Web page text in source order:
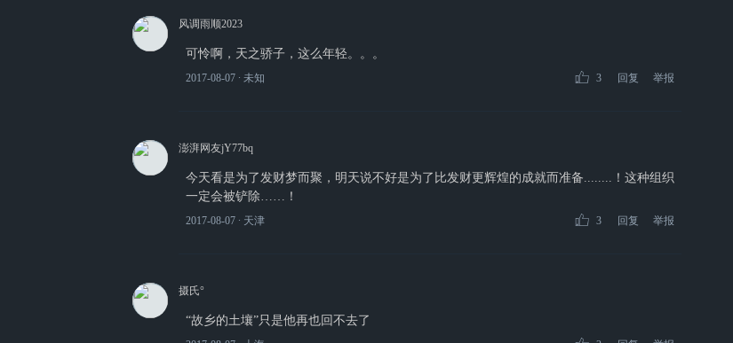
风调雨顺2023
可怜啊，天之骄子，这么年轻。。。
2017-08-07 ∙ 未知 3 回复 举报
澎湃网友jY77bq
今天看是为了发财梦而聚，明天说不好是为了比发财更辉煌的成就而准备........！这种组织
一定会被铲除……！
2017-08-07 ∙ 天津 3 回复 举报
摄氏°
“故乡的土壤”只是他再也回不去了